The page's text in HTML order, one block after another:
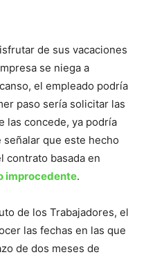
de sus vacaciones
se niega a
el empleado podría
paso sería solicitar las
las concede, ya podría
que este hecho
contrato basada en
improcedente.
de los Trabajadores, el
las fechas en las que
de dos meses de